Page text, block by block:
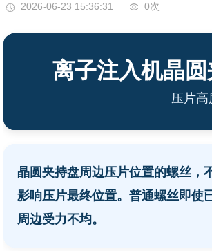
2026-06-23 15:36:31 0次
离子注入机晶
压片
晶圆夹持盘周边压片位置的螺丝，
影响压片最终位置。普通螺丝即使
周边受力不均。